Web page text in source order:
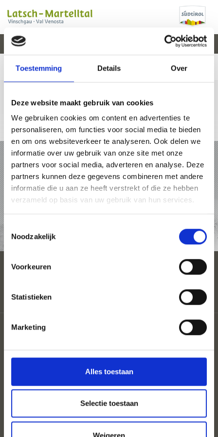
Toestemming Details Over
Deze website maakt gebruik van cookies
We gebruiken cookies om content en advertenties te
personaliseren, om functies voor social media te bieden
en om ons websiteverkeer te analyseren. Ook delen we
informatie over uw gebruik van onze site met onze
partners voor social media, adverteren en analyse. Deze
partners kunnen deze gegevens combineren met andere
informatie die u aan ze heeft verstrekt of die ze hebben
verzameld op basis van uw gebruik van hun services.
Toestemmingsselectie
Noodzakelijk
Voorkeuren
Statistieken
Marketing
Alles toestaan
Selectie toestaan
Weigeren
V
+39 0473 62 31 09 info@latsch.it Online-kaart
VAKANTIE IN LATSCH - MARTELLTAL
PAKKETTEN
ACCOMMODATIES
Sitemap
Cookies
UID: IT00860350214 St.Nr: 82026680213